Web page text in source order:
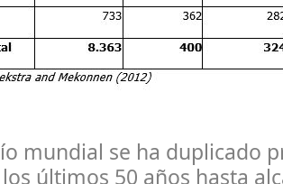
mundial se ha duplicado
últimos 50 años hasta